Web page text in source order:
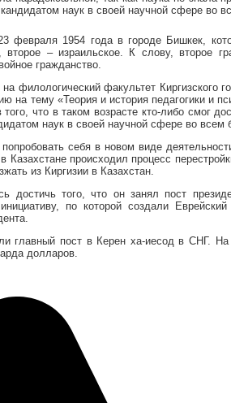
наук в своей научной сфере во
февраля 1954 года в городе Бишкек,
второе – израильское. К слову, второе
гражданство.
филологический факультет Киргизского
на тему «Теория и история педагогики и
что в таком возрасте кто-либо смог
наук в своей научной сфере во
себя в новом виде
Казахстане происходил процесс
из Киргизии в Казахстан.
достичь того, что он занял пост
по которой создали
главный пост в Керен ха-иесод в СНГ.
долларов.